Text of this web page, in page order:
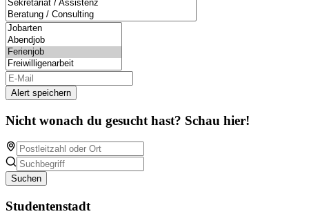
Alert speichern
Nicht wonach du gesucht hast? Schau hier!
Suchen
Studentenstadt